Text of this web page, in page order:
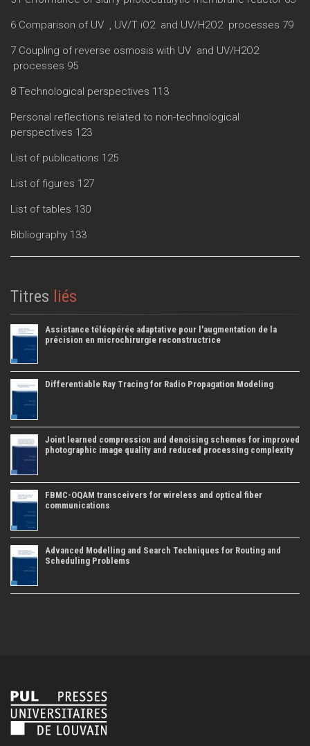
6 Comparison of UV , UV/T iO2 and UV/H2O2 processes 79
7 Coupling of reverse osmosis with UV and UV/H2O2
processes 95
8 Technological perspectives 113
Personal reflections related to non-technological
perspectives 123
List of publications 125
List of figures 127
List of tables 130
Bibliography 133
Titres liés
Assistance téléopérée adaptative pour l'augmentation de la
précision en microchirurgie reconstructrice
Differentiable Ray Tracing for Radio Propagation Modeling
Joint learned compression and denoising schemes for improved
photographic image quality and reduced processing complexity
FBMC-OQAM transceivers for wireless and optical fiber
communications
Advanced Modelling and Search Techniques for Routing and
Scheduling Problems